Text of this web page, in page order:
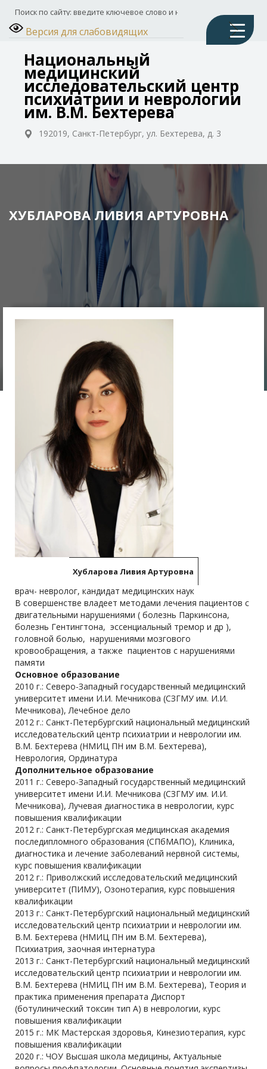
Версия для слабовидящих
Национальный
медицинский
исследовательский центр
психиатрии и неврологии
им. В.М. Бехтерева
192019, Санкт-Петербург, ул. Бехтерева, д. 3
ХУБЛАРОВА ЛИВИЯ АРТУРОВНА
Хубларова Ливия Артуровна
врач- невролог, кандидат медицинских наук
В совершенстве владеет методами лечения пациентов с
двигательными нарушениями ( болезнь Паркинсона,
болезнь Гентингтона, эссенциальный тремор и др ),
головной болью, нарушениями мозгового
кровообращения, а также пациентов с нарушениями
памяти
Основное образование
2010 г.: Северо-Западный государственный медицинский
университет имени И.И. Мечникова (СЗГМУ им. И.И.
Мечникова), Лечебное дело
2012 г.: Санкт-Петербургский национальный медицинский
исследовательский центр психиатрии и неврологии им.
В.М. Бехтерева (НМИЦ ПН им В.М. Бехтерева),
Неврология, Ординатура
Дополнительное образование
2011 г.: Северо-Западный государственный медицинский
университет имени И.И. Мечникова (СЗГМУ им. И.И.
Мечникова), Лучевая диагностика в неврологии, курс
повышения квалификации
2012 г.: Санкт-Петербургская медицинская академия
последипломного образования (СПбМАПО), Клиника,
диагностика и лечение заболеваний нервной системы,
курс повышения квалификации
2012 г.: Приволжский исследовательский медицинский
университет (ПИМУ), Озонотерапия, курс повышения
квалификации
2013 г.: Санкт-Петербургский национальный медицинский
исследовательский центр психиатрии и неврологии им.
В.М. Бехтерева (НМИЦ ПН им В.М. Бехтерева),
Психиатрия, заочная интернатура
2013 г.: Санкт-Петербургский национальный медицинский
исследовательский центр психиатрии и неврологии им.
В.М. Бехтерева (НМИЦ ПН им В.М. Бехтерева), Теория и
практика применения препарата Диспорт
(ботулинический токсин тип А) в неврологии, курс
повышения квалификации
2015 г.: МК Мастерская здоровья, Кинезиотерапия, курс
повышения квалификации
2020 г.: ЧОУ Высшая школа медицины, Актуальные